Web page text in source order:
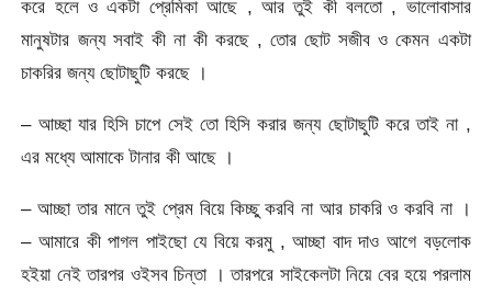
করে হলে ও একটা প্রেমিকা আছে , আর তুই কী বলতো , ভালোবাসার
মানুষটার জন্য সবাই কী না কী করছে , তোর ছোট সজীব ও কেমন একটা
চাকরির জন্য ছোটাছুটি করছে ।
– আচ্ছা যার হিসি চাপে সেই তো হিসি করার জন্য ছোটাছুটি করে তাই না ,
এর মধ্যে আমাকে টানার কী আছে ।
– আচ্ছা তার মানে তুই প্রেম বিয়ে কিচ্ছু করবি না আর চাকরি ও করবি না ।
– আমারে কী পাগল পাইছো যে বিয়ে করমু , আচ্ছা বাদ দাও আগে বড়লোক
হইয়া নেই তারপর ওইসব চিন্তা । তারপরে সাইকেলটা নিয়ে বের হয়ে পরলাম